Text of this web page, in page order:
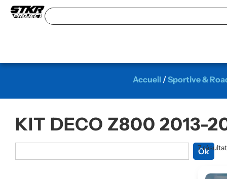
Accueil /Sportive &
KIT DECO Z800 2013-
Ok
7